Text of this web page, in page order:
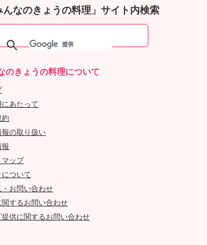
んなのきょうの料理」サイト内検索
のきょうの料理について
にあたって
約
報の取り扱い
報
マップ
について
・お問い合わせ
関するお問い合わせ
提供に関するお問い合わせ